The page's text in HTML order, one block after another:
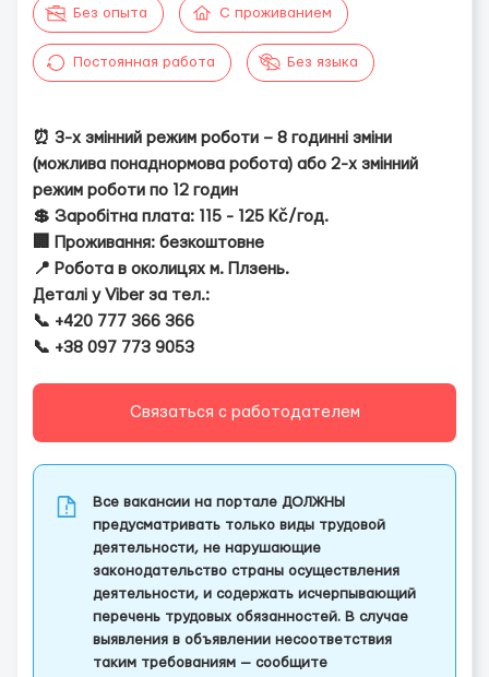
Без опыта С проживанием
Постоянная работа Без языка
⏰ 3-х змінний режим роботи – 8 годинні зміни
(можлива понаднормова робота) або 2-х змінний
режим роботи по 12 годин
💲 Заробітна плата: 115 - 125 Kč/год.
🏢 Проживання: безкоштовне
📍 Робота в околицях м. Плзень.
Деталі у Viber за тел.:
📞 +420 777 366 366
📞 +38 097 773 9053
Связаться с работодателем
Все вакансии на портале ДОЛЖНЫ
предусматривать только виды трудовой
деятельности, не нарушающие
законодательство страны осуществления
деятельности, и содержать исчерпывающий
перечень трудовых обязанностей. В случае
выявления в объявлении несоответствия
таким требованиям — сообщите